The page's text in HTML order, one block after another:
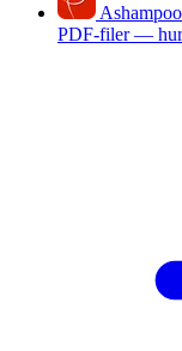
Ashampoo
PDF-filer —